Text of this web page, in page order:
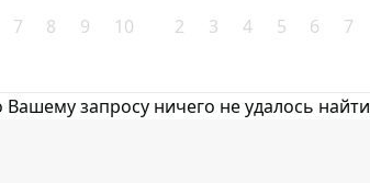
7 8 9 10 2 3 4 5 6 7
запросу ничего не удалось найти